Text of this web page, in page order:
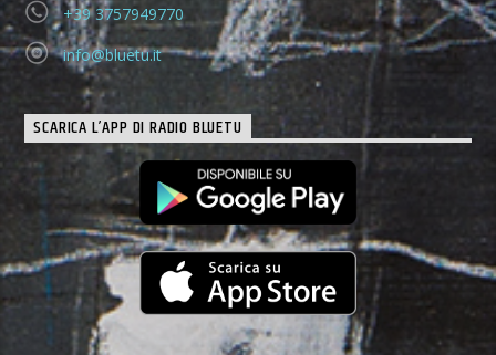
+39 3757949770
info@bluetu.it
SCARICA L’APP DI RADIO BLUETU